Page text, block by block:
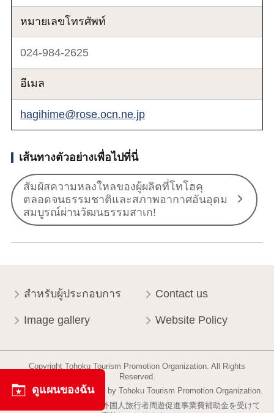
หมายเลขโทรศัพท์
024-984-2625
อีเมล
hagihime@rose.ocn.ne.jp
เส้นทางตัวอย่างเพื่อไปที่นี่
สัมผัสความหลงใหลของผู้ผลิตที่โทโฮคุ
ตลอดจนธรรมชาติและสภาพอากาศอันอุดม
สมบูรณ์ผ่านวัฒนธรรมสาเก!
สำหรับผู้ประกอบการ Contact us
Image gallery Website Policy
Copyright Tohoku Tourism Promotion Organization. All Rights
Reserved.
This website is maintained by Tohoku Tourism Promotion Organization.
当事業は平成30年度訪日外国人旅行者周遊促進事業費補助金を受けて
ดูแผนของฉัน